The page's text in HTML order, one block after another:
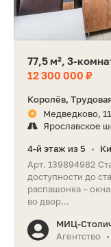
77,5 м², 3-
12 300 000 ₽
Королёв,
Медведково,
Ярославское
4-й этаж из 5 •
Арт. 139894982
доступности до
распашонка –
во двор...
МИЦ-
Агентство
•